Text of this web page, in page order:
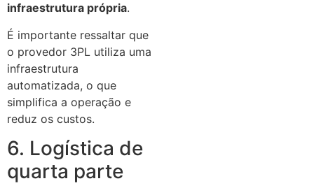
infraestrutura própria.
É importante ressaltar que
o provedor 3PL utiliza uma
infraestrutura
automatizada, o que
simplifica a operação e
reduz os custos.
6. Logística de
quarta parte